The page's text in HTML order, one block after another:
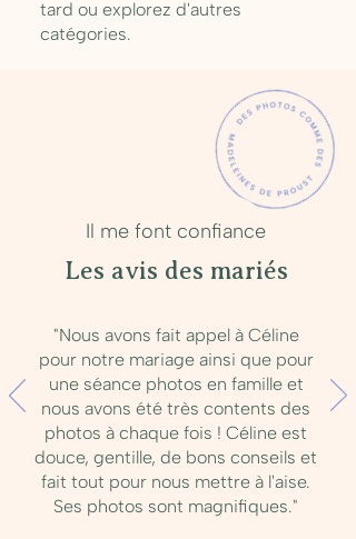
tard ou explorez d'autres
catégories.
Il me font confiance
Les avis des mariés
"Nous avons fait appel à Céline
pour notre mariage ainsi que pour
une séance photos en famille et
nous avons été très contents des
photos à chaque fois ! Céline est
douce, gentille, de bons conseils et
fait tout pour nous mettre à l'aise.
Ses photos sont magnifiques."